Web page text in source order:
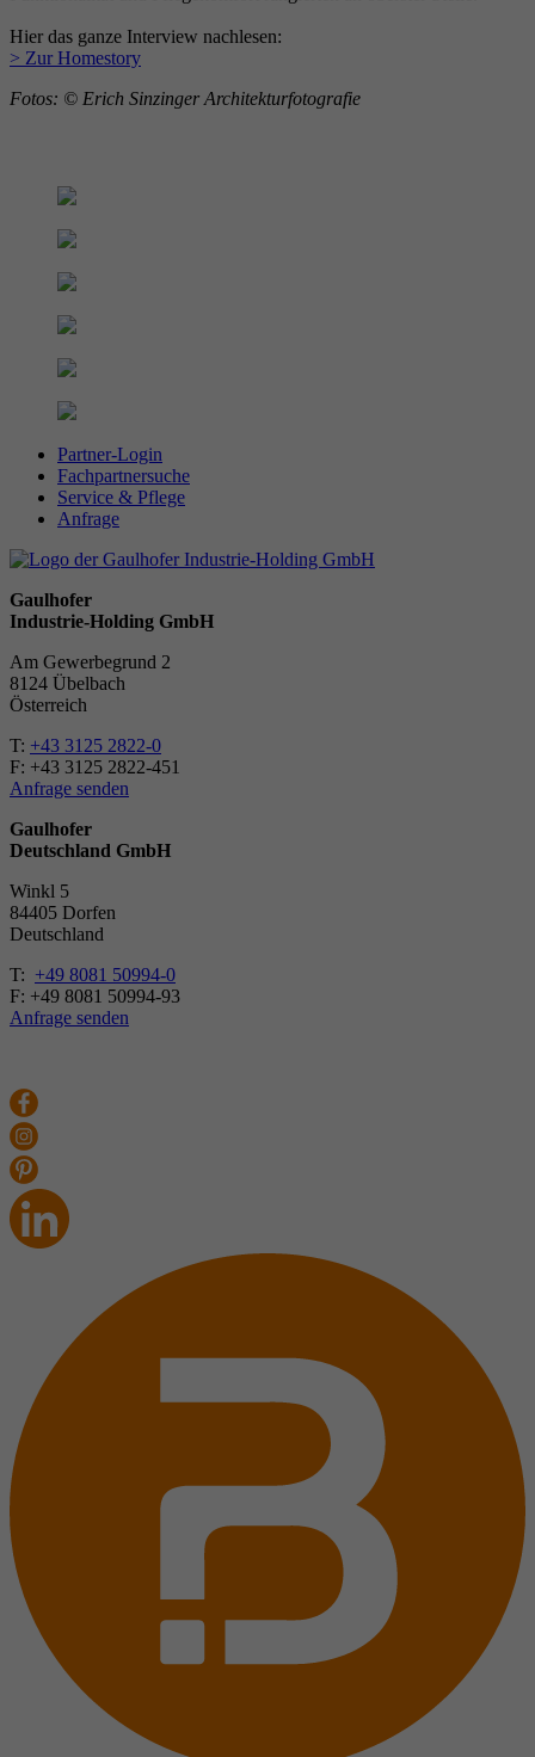
Hier das ganze Inter­view nach­lesen:
> Zur Homestory
Fotos: © Erich Sinzinger Archi­tek­tur­fo­to­grafie
Partner-Login
Fachpartnersuche
Service & Pflege
Anfrage
Gaulhofer
Industrie-Holding GmbH
Am Gewerbegrund 2
8124 Übelbach
Österreich
T: +43 3125 2822-0
F: +43 3125 2822-451
Anfrage senden
Gaulhofer
Deutschland GmbH
Winkl 5
84405 Dorfen
Deutschland
T: +49 8081 50994-0
F: +49 8081 50994-93
Anfrage senden